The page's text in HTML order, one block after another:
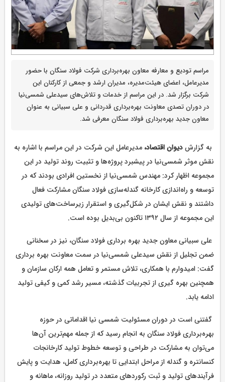
مراسم تودیع و معارفه معاون بهره‌برداری شرکت فولاد سنگان با حضور
مدیرعامل، اعضای هیئت‌مدیره، مدیران ارشد و جمعی از کارکنان این
شرکت برگزار شد. در این مراسم از خدمات و تلاش‌های سیدعلی شمسی‌نیا
در دوران تصدی معاونت بهره‌برداری قدردانی و علی سبیانی به عنوان
معاون جدید بهره‌برداری فولاد سنگان معرفی شد.
به گزارشدیوان اقتصاد، مدیرعامل این شرکت در این مراسم با اشاره به
نقش موثر شمسی‌نیا در پیشبرد پروژه‌ها و تثبیت روند تولید در این
مجموعه اظهار کرد: مهندس شمسی‌نیا از نخستین افرادی بودند که در
توسعه و راه‌اندازی کارخانه گندله‌سازی فولاد سنگان مشارکت فعال
داشتند و نقش ایشان در شکل‌گیری و استقرار زیرساخت‌های تولیدی
این مجموعه از سال ۱۳۹۲ تاکنون بی‌بدیل بوده است.
علی سبیانی معاون جدید بهره برداری فولاد سنگان، نیز در سخنانی
ضمن تجلیل از نقش سیدعلی شمسی‌نیا در سمت معاونت بهره برداری
گفت: امیدوارم با همکاری، تلاش مستمر و تعامل همه ارکان سازمان و
همچنین بهره گیری از تجربیات گذشته، مسیر رشد کمی و کیفی تولید
ادامه یابد.
گفتنی است در دوران مسئولیت شمسی نیا اقداماتی در حوزه
بهره‌برداری فولاد سنگان به انجام رسید که از جمله مهم‌ترین آن‌ها
می‌توان به مشارکت در طراحی و توسعه خطوط تولید کارخانجات
کنسانتره و گندله از مراحل ابتدایی تا بهره‌برداری کامل، هدایت و پایش
فرآیندهای تولید و ثبت رکوردهای متعدد در تولید روزانه، ماهانه و